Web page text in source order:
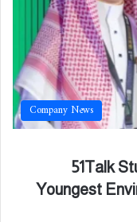
Company News
51Talk
Youngest